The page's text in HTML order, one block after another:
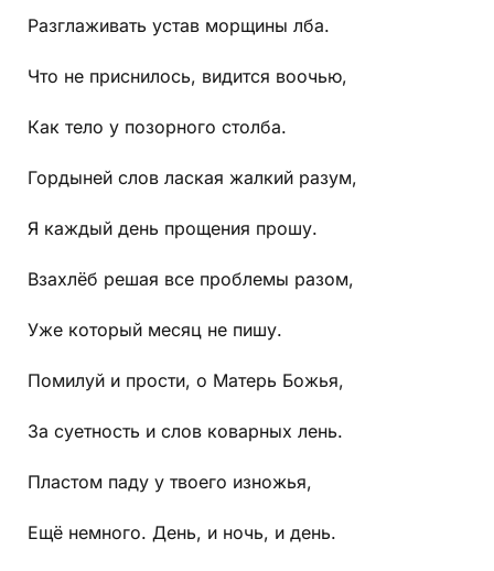
Разглаживать устав морщины лба.
Что не приснилось, видится воочью,
Как тело у позорного столба.
Гордыней слов лаская жалкий разум,
Я каждый день прощения прошу.
Взахлёб решая все проблемы разом,
Уже который месяц не пишу.
Помилуй и прости, о Матерь Божья,
За суетность и слов коварных лень.
Пластом паду у твоего изножья,
Ещё немного. День, и ночь, и день.